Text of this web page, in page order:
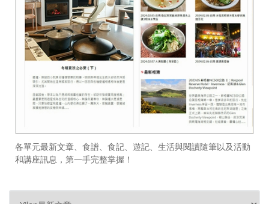
各單元最新文章、食譜、食記、遊記、生活與閱讀隨筆以及活動
和講座訊息，第一手完整掌握！